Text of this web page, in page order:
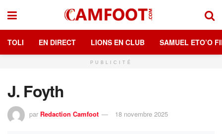
TOLI EN DIRECT LIONS EN CLUB SAMUEL ETO’O
PUBLICITÉ
J. Foyth
par Redaction Camfoot 18 novembre 2025